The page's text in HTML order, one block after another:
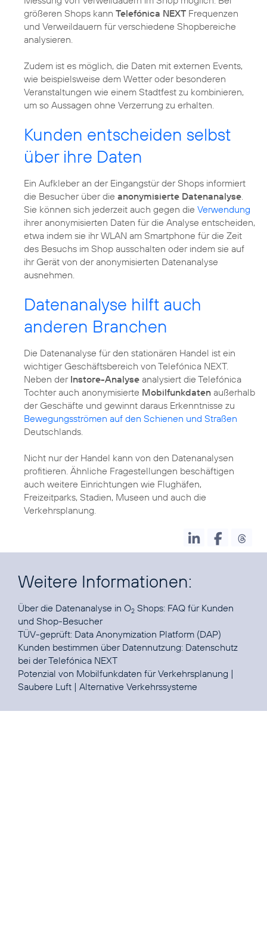
größeren Shops kann Telefónica NEXT Frequenzen
und Verweildauern für verschiedene Shopbereiche
analysieren.
Zudem ist es möglich, die Daten mit externen Events,
wie beispielsweise dem Wetter oder besonderen
Veranstaltungen wie einem Stadtfest zu kombinieren,
um so Aussagen ohne Verzerrung zu erhalten.
Kunden entscheiden selbst
über ihre Daten
Ein Aufkleber an der Eingangstür der Shops informiert
die Besucher über die anonymisierte Datenanalyse
Sie können sich jederzeit auch gegen die Verwendung
ihrer anonymisierten Daten für die Analyse entscheiden,
etwa indem sie ihr WLAN am Smartphone für die Zeit
des Besuchs im Shop ausschalten oder indem sie auf
ihr Gerät von der anonymisierten Datenanalyse
ausnehmen.
Datenanalyse hilft auch
anderen Branchen
Die Datenanalyse für den stationären Handel ist ein
wichtiger Geschäftsbereich von Telefónica NEXT.
Neben der Instore-Analyse analysiert die Telefónica
Tochter auch anonymisierte Mobilfunkdaten außerhalb
der Geschäfte und gewinnt daraus Erkenntnisse zu
Bewegungsströmen auf den Schienen und Straßen
Deutschlands.
Nicht nur der Handel kann von den Datenanalysen
profitieren. Ähnliche Fragestellungen beschäftigen
auch weitere Einrichtungen wie Flughäfen,
Freizeitparks, Stadien, Museen und auch die
Verkehrsplanung.
Weitere Informationen:
Über die Datenanalyse in O2 Shops: FAQ für Kunden
und Shop-Besucher
TÜV-geprüft: Data Anonymization Platform (DAP)
Kunden bestimmen über Datennutzung: Datenschutz
bei der Telefónica NEXT
Potenzial von Mobilfunkdaten fürVerkehrsplanung |
Saubere Luft | Alternative Verkehrssysteme